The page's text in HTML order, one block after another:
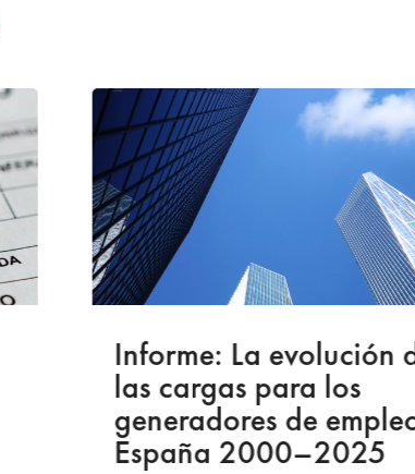
Informe: La evolución
las cargas para los
generadores de
España 2000–2025